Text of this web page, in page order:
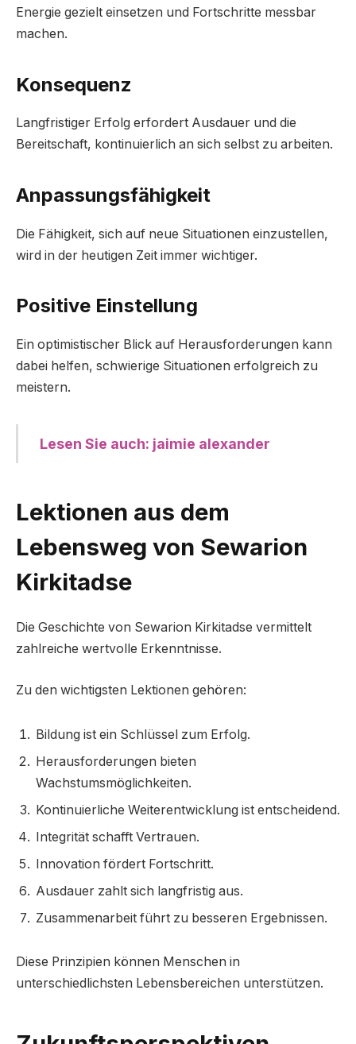
Energie gezielt einsetzen und Fortschritte messbar
machen.
Konsequenz
Langfristiger Erfolg erfordert Ausdauer und die
Bereitschaft, kontinuierlich an sich selbst zu arbeiten.
Anpassungsfähigkeit
Die Fähigkeit, sich auf neue Situationen einzustellen,
wird in der heutigen Zeit immer wichtiger.
Positive Einstellung
Ein optimistischer Blick auf Herausforderungen kann
dabei helfen, schwierige Situationen erfolgreich zu
meistern.
Lesen Sie auch: jaimie alexander
Lektionen aus dem
Lebensweg von Sewarion
Kirkitadse
Die Geschichte von Sewarion Kirkitadse vermittelt
zahlreiche wertvolle Erkenntnisse.
Zu den wichtigsten Lektionen gehören:
Bildung ist ein Schlüssel zum Erfolg.
Herausforderungen bieten
Wachstumsmöglichkeiten.
Kontinuierliche Weiterentwicklung ist entscheidend.
Integrität schafft Vertrauen.
Innovation fördert Fortschritt.
Ausdauer zahlt sich langfristig aus.
Zusammenarbeit führt zu besseren Ergebnissen.
Diese Prinzipien können Menschen in
unterschiedlichsten Lebensbereichen unterstützen.